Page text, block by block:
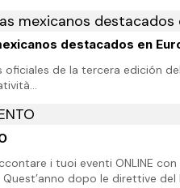
destacados en
de la tercera edición
i tuoi eventi ONLINE
dopo le direttive del